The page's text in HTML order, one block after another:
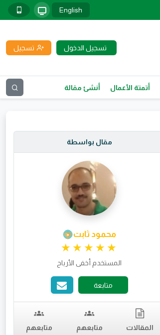
English
تسجيل الدخول تسجيل
أتمتة الأعمال أنشئ مقالة
مقال بواسطة
محمود ثابت
تقييم 4.97 من 5.
المستخدم أخفى الأرباح
متابعة
المقالات متابعهم متابعهم